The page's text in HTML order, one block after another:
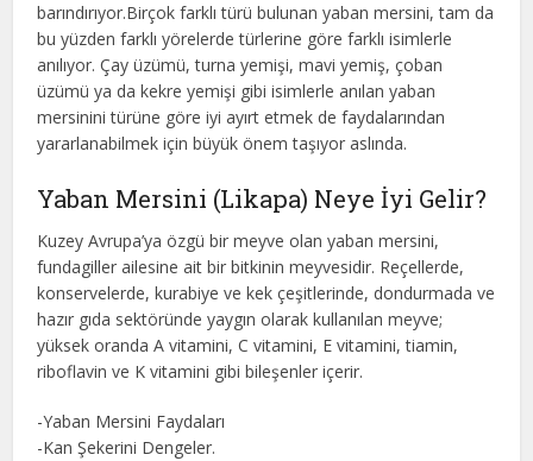
barındırıyor.Birçok farklı türü bulunan yaban mersini, tam da
bu yüzden farklı yörelerde türlerine göre farklı isimlerle
anılıyor. Çay üzümü, turna yemişi, mavi yemiş, çoban
üzümü ya da kekre yemişi gibi isimlerle anılan yaban
mersinini türüne göre iyi ayırt etmek de faydalarından
yararlanabilmek için büyük önem taşıyor aslında.
Yaban Mersini (Likapa) Neye İyi Gelir?
Kuzey Avrupa’ya özgü bir meyve olan yaban mersini,
fundagiller ailesine ait bir bitkinin meyvesidir. Reçellerde,
konservelerde, kurabiye ve kek çeşitlerinde, dondurmada ve
hazır gıda sektöründe yaygın olarak kullanılan meyve;
yüksek oranda A vitamini, C vitamini, E vitamini, tiamin,
riboflavin ve K vitamini gibi bileşenler içerir.
-Yaban Mersini Faydaları
-Kan Şekerini Dengeler.